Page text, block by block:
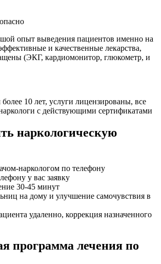
опыт выведения пациентов именно на
и качественные лекарства,
(ЭКГ, кардиомонитор, глюкометр, и
10 лет, услуги лицензированы, все
с действующими сертификатами
наркологическую
наркологом по телефону
у вас заявку
30-45 минут
на дому и улучшение самочувствия в
удаленно, коррекция назначенного
программа лечения по